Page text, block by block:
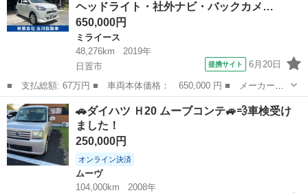
東開発工業製造...ヘッドライト・社外ナビ・バックカメ…
650,000円
ミライース
48,276km
2019年
日置市
提携サイト 6月20日
■ 支払総額: 67万円 ■ 車両本体価格： 650,000 円 ■ メーカー
名： ダイハツ ■ 車種名： ミライース ■ グレード名： Ｘ Ｓ
ＡＩＩＩ ＬＥＤヘッドライト・社外ナビ・バックカメラ・キーレ
ス・スマートアシス...
鹿児島 日置市 ミライース
🚗ダイハツ Ｈ20 ムーブコンテ🚙💨車検受け
ました！
250,000円
オンライン決済
ムーヴ
104,000km
2008年